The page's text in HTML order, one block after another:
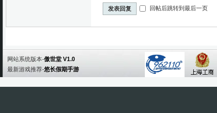
发表回复 回帖后跳转到最后一页
网站系统版本-傲世堂 V1.0
最新游戏推荐-悠长假期手游